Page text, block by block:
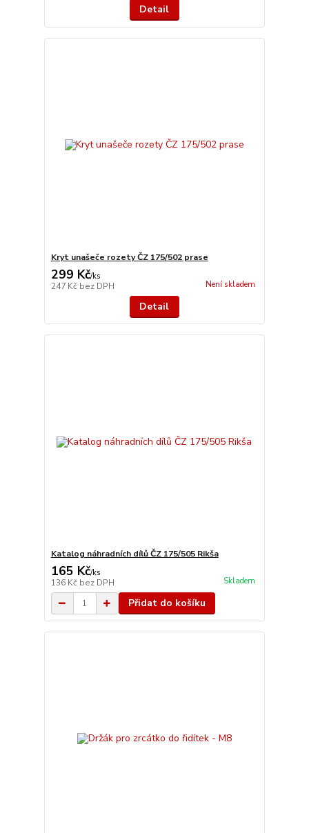
Detail
Kryt unašeče rozety ČZ 175/502 prase
299 Kč/ks
247 Kč bez DPH Není skladem
Detail
Katalog náhradních dílů ČZ 175/505 Rikša
165 Kč/ks
136 Kč bez DPH Skladem
Přidat do košíku